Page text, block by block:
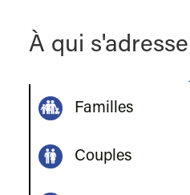
À qui
Familles
Couples